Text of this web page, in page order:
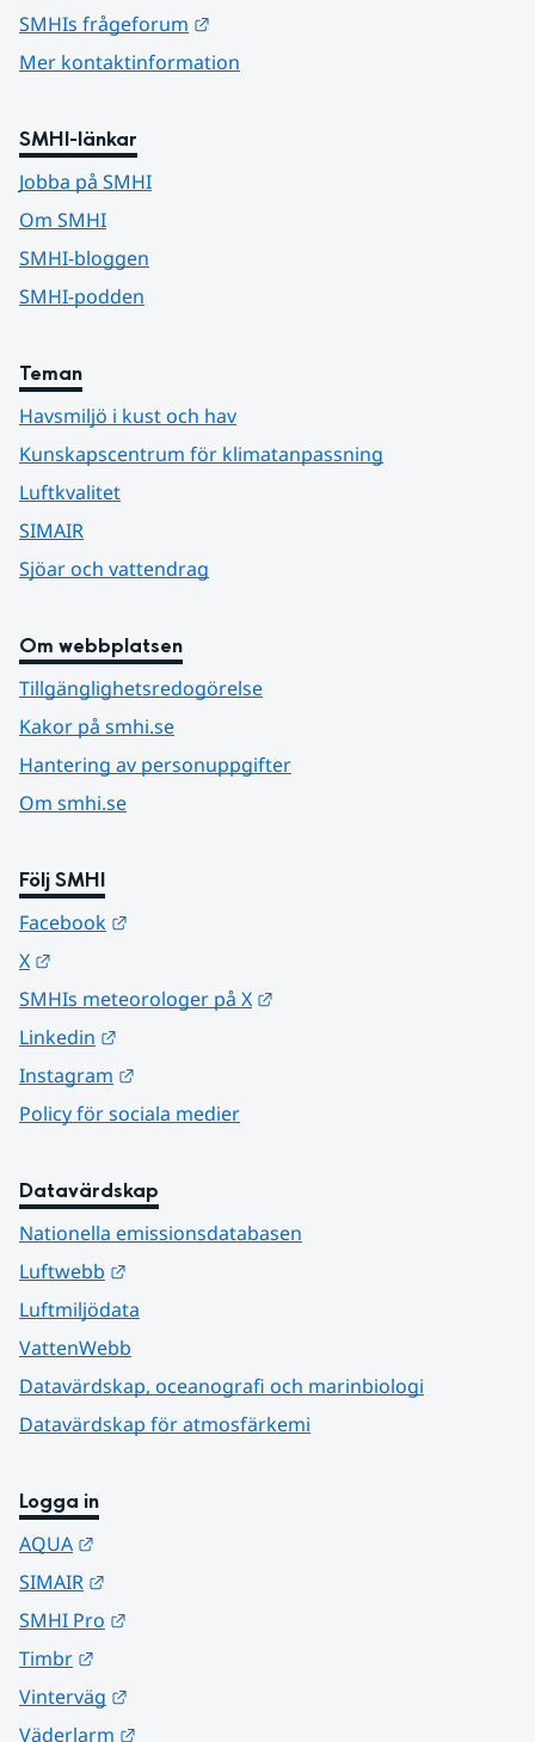
SMHIs frågeforum
Mer kontaktinformation
SMHI-länkar
Jobba på SMHI
Om SMHI
SMHI-bloggen
SMHI-podden
Teman
Havsmiljö i kust och hav
Kunskapscentrum för klimatanpassning
Luftkvalitet
SIMAIR
Sjöar och vattendrag
Om webbplatsen
Tillgänglighetsredogörelse
Kakor på smhi.se
Hantering av personuppgifter
Om smhi.se
Följ SMHI
Facebook
X
SMHIs meteorologer på X
Linkedin
Instagram
Policy för sociala medier
Datavärdskap
Nationella emissionsdatabasen
Luftwebb
Luftmiljödata
VattenWebb
Datavärdskap, oceanografi och marinbiologi
Datavärdskap för atmosfärkemi
Logga in
AQUA
SIMAIR
SMHI Pro
Timbr
Vinterväg
Väderlarm